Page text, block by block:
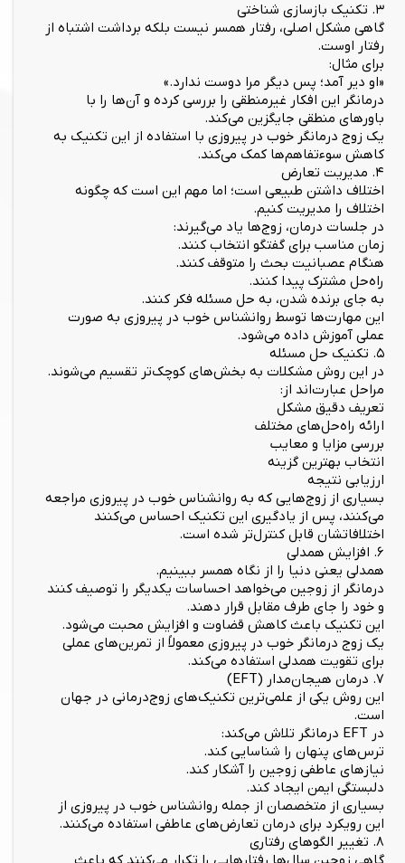
۳. تکنیک بازسازی شناختی
گاهی مشکل اصلی، رفتار همسر نیست بلکه برداشت اشتباه از
رفتار اوست.
برای مثال:
«او دیر آمد؛ پس دیگر مرا دوست ندارد.»
درمانگر این افکار غیرمنطقی را بررسی کرده و آن‌ها را با
باورهای منطقی جایگزین می‌کند.
یک زوج درمانگر خوب در پیروزی با استفاده از این تکنیک به
کاهش سوءتفاهم‌ها کمک می‌کند.
۴. مدیریت تعارض
اختلاف داشتن طبیعی است؛ اما مهم این است که چگونه
اختلاف را مدیریت کنیم.
در جلسات درمان، زوج‌ها یاد می‌گیرند:
زمان مناسب برای گفتگو انتخاب کنند.
هنگام عصبانیت بحث را متوقف کنند.
راه‌حل مشترک پیدا کنند.
به جای برنده شدن، به حل مسئله فکر کنند.
این مهارت‌ها توسط روانشناس خوب در پیروزی به صورت
عملی آموزش داده می‌شود.
۵. تکنیک حل مسئله
در این روش مشکلات به بخش‌های کوچک‌تر تقسیم می‌شوند.
مراحل عبارت‌اند از:
تعریف دقیق مشکل
ارائه راه‌حل‌های مختلف
بررسی مزایا و معایب
انتخاب بهترین گزینه
ارزیابی نتیجه
بسیاری از زوج‌هایی که به روانشناس خوب در پیروزی مراجعه
می‌کنند، پس از یادگیری این تکنیک احساس می‌کنند
اختلافاتشان قابل کنترل‌تر شده است.
۶. افزایش همدلی
همدلی یعنی دنیا را از نگاه همسر ببینیم.
درمانگر از زوجین می‌خواهد احساسات یکدیگر را توصیف کنند
و خود را جای طرف مقابل قرار دهند.
این تکنیک باعث کاهش قضاوت و افزایش محبت می‌شود.
یک زوج درمانگر خوب در پیروزی معمولاً از تمرین‌های عملی
برای تقویت همدلی استفاده می‌کند.
۷. درمان هیجان‌مدار (EFT)
این روش یکی از علمی‌ترین تکنیک‌های زوج‌درمانی در جهان
است.
در EFT درمانگر تلاش می‌کند:
ترس‌های پنهان را شناسایی کند.
نیازهای عاطفی زوجین را آشکار کند.
دلبستگی ایمن ایجاد کند.
بسیاری از متخصصان از جمله روانشناس خوب در پیروزی از
این رویکرد برای درمان تعارض‌های عاطفی استفاده می‌کنند.
۸. تغییر الگوهای رفتاری